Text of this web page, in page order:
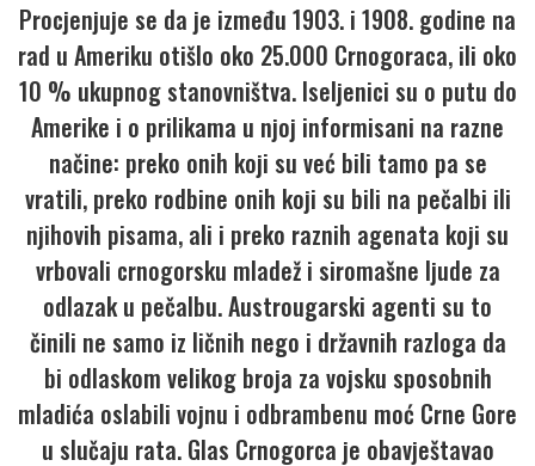
Procjenjuje se da je između 1903. i 1908. godine na
rad u Ameriku otišlo oko 25.000 Crnogoraca, ili oko
10 % ukupnog stanovništva. Iseljenici su o putu do
Amerike i o prilikama u njoj informisani na razne
načine: preko onih koji su već bili tamo pa se
vratili, preko rodbine onih koji su bili na pečalbi ili
njihovih pisama, ali i preko raznih agenata koji su
vrbovali crnogorsku mladež i siromašne ljude za
odlazak u pečalbu. Austrougarski agenti su to
činili ne samo iz ličnih nego i državnih razloga da
bi odlaskom velikog broja za vojsku sposobnih
mladića oslabili vojnu i odbrambenu moć Crne Gore
u slučaju rata. Glas Crnogorca je obavještavao